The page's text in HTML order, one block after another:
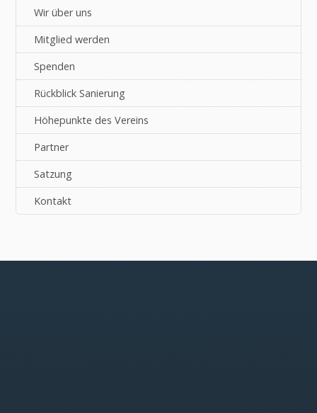
Wir über uns
Mitglied werden
Spenden
Rückblick Sanierung
Höhepunkte des Vereins
Partner
Satzung
Kontakt